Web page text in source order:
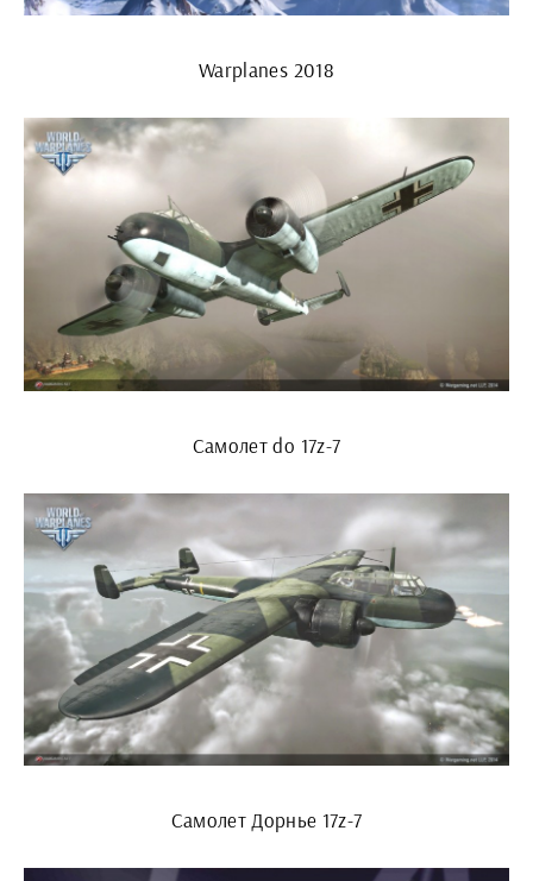
Warplanes 2018
Самолет do 17z-7
Самолет Дорнье 17z-7